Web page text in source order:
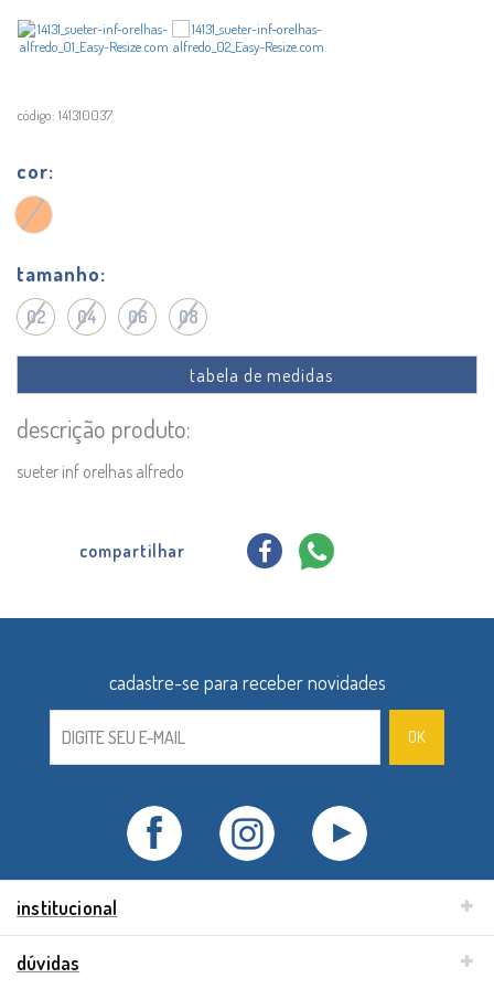
141310037
cor
tamanho
02 04 06 08
tabela de medidas
descrição produto:
sueter inf orelhas alfredo
compartilhar
institucional
dúvidas